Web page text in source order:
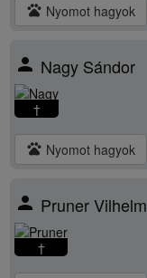
pets Nyomot hagyok
person Nagy Sándor
†
pets Nyomot hagyok
person Pruner Vilhelm
†